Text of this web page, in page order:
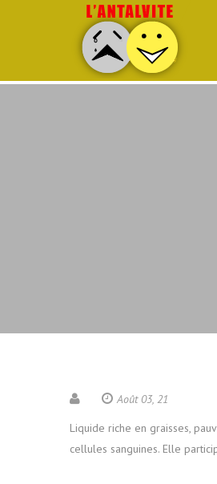
Août 03, 21
Liquide riche en graisses,
cellules sanguines. Elle